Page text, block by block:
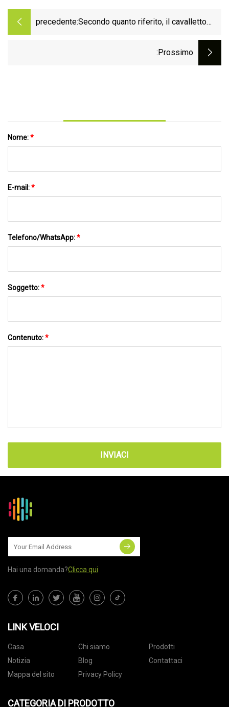
precedente:Secondo quanto riferito, il cavalletto
:Prossimo
Nome:*
E-mail:*
Telefono/WhatsApp:*
Soggetto:*
Contenuto:*
INVIACI
Hai una domanda?Clicca qui
LINK VELOCI
Casa Chi siamo
Prodotti
Notizia
Blog
Contattaci
Mappa del sito
Privacy Policy
CATEGORIA DI PRODOTTO